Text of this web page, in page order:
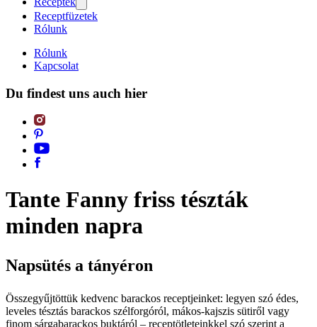
Receptfüzetek
Rólunk
Rólunk
Kapcsolat
Du findest uns auch hier
Tante Fanny friss tészták
minden napra
Napsütés a tányéron
Összegyűjtöttük kedvenc barackos receptjeinket: legyen szó édes,
leveles tésztás barackos szélforgóról, mákos-kajszis sütiről vagy
finom sárgabarackos buktáról – receptötleteinkkel szó szerint a